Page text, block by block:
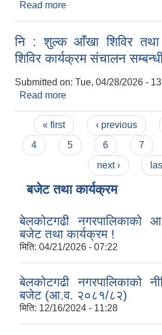
Read more
नि : शुल्क आँखा शिविर तथा
शिविर कार्यक्रम संचालन
Submitted on: Tue, 04/28/2026 -
Read more
Pages
« first ‹ previous
4
5 6 7
next ›
बजेट तथा कार्यक्रम
बेलकोटगढी
बजेट तथा कार्यक्रम !
मिति: 04/21/2026 - 07:22
बेलकोटगढी नगरपालिकाको
बजेट (आ.व. २०८१/८२)
मिति: 12/16/2024 - 11:28